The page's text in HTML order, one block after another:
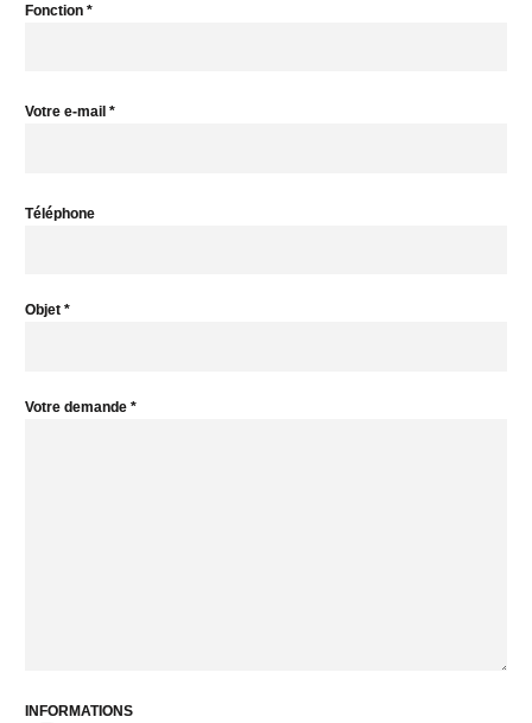
Fonction *
Votre e-mail *
Téléphone
Objet *
Votre demande *
INFORMATIONS